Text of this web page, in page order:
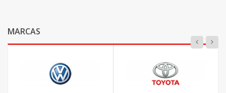
MARCAS